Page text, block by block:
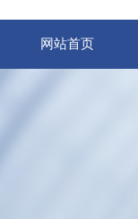
网站首页